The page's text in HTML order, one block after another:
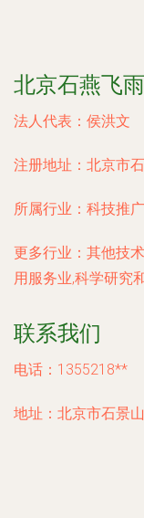
北京石燕飞
法人代表： 侯洪文
注册地址： 北京市
所属行业： 科技推
更多行业： 其他技
用服务业,科学研究
联系我们
电话：1355218**
地址：北京市石景